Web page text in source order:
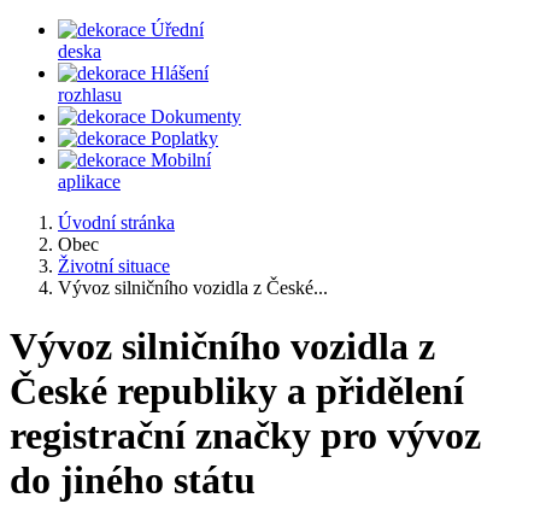
Úřední
deska
Hlášení
rozhlasu
Dokumenty
Poplatky
Mobilní
aplikace
Úvodní stránka
Obec
Životní situace
Vývoz silničního vozidla z České...
Vývoz silničního vozidla z
České republiky a přidělení
registrační značky pro vývoz
do jiného státu